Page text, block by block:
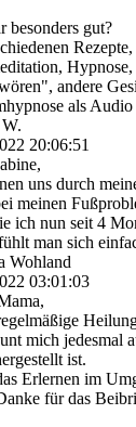
besonders gut?
andere
als
20:06:51
uns durch
meinen
ich nun seit 4
man sich
Wohland
03:01:03
mich jedesmal
ist.
Erlernen im
für das